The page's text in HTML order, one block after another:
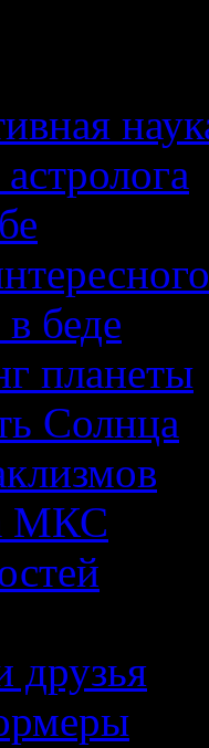
беде
планеты
Солнца
МКС
друзья